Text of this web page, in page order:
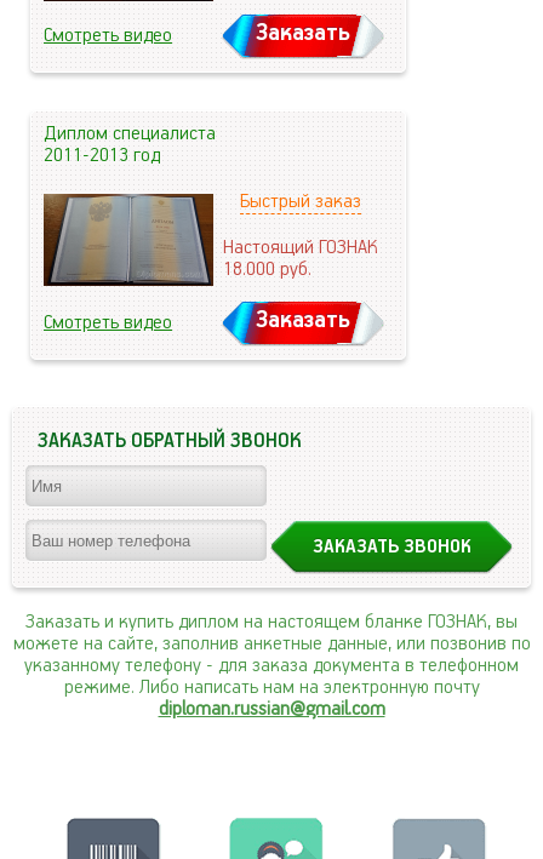
Смотреть видео Заказать
Диплом специалиста
2011-2013 год
Быстрый заказ
Настоящий ГОЗНАК
18.000руб.
Смотреть видео Заказать
ЗАКАЗАТЬ ОБРАТНЫЙ ЗВОНОК
Заказать и купить диплом на настоящем бланке ГОЗНАК, вы
можете на сайте, заполнив анкетные данные, или позвонив по
указанному телефону - для заказа документа в телефонном
режиме. Либо написать нам на электронную почту
diploman.russian@gmail.com